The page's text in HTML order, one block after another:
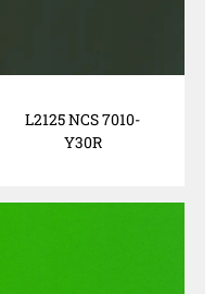
L2125 NCS 7010-
Y30R